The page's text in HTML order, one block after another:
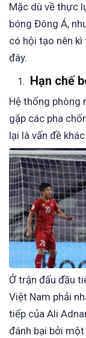
Mặc dù về thực
bóng Đông Á,
có hội tạo nên
đây.
Hạn chế
Hệ thống phòng
gặp các pha
lại là vấn đề khác.
Ở trận đấu đầu
Việt Nam phải
tiếp của Ali
đánh bại bởi